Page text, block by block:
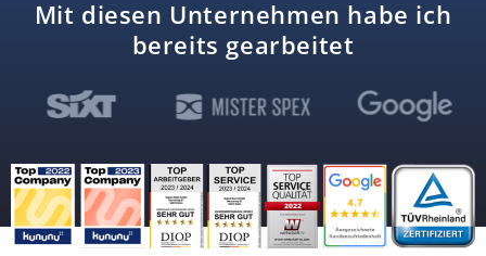
Mit diesen Unternehmen habe ich
bereits gearbeitet